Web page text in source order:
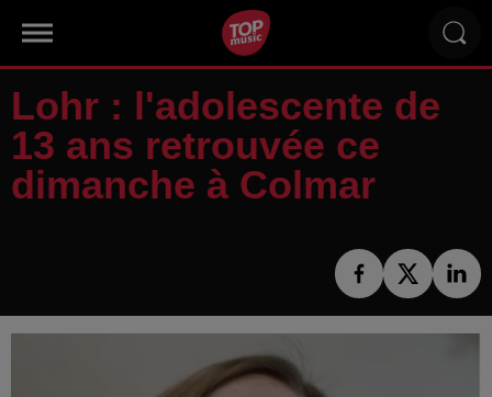
Lohr : l'adolescente de
13 ans retrouvée ce
dimanche à Colmar